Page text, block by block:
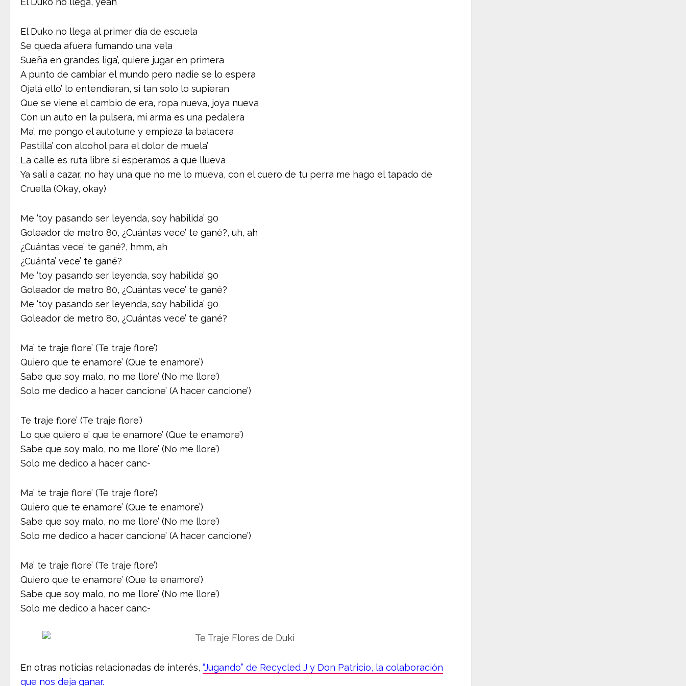
El Duko no llega al primer día de escuela
Se queda afuera fumando una vela
Sueña en grandes liga’, quiere jugar en primera
A punto de cambiar el mundo pero nadie se lo espera
Ojalá ello’ lo entendieran, si tan solo lo supieran
Que se viene el cambio de era, ropa nueva, joya nueva
Con un auto en la pulsera, mi arma es una pedalera
Ma’, me pongo el autotune y empieza la balacera
Pastilla’ con alcohol para el dolor de muela’
La calle es ruta libre si esperamos a que llueva
Ya salí a cazar, no hay una que no me lo mueva, con el cuero de tu perra me hago el tapado de
Cruella (Okay, okay)
Me ‘toy pasando ser leyenda, soy habilida’ 90
Goleador de metro 80, ¿Cuántas vece’ te gané?, uh, ah
¿Cuántas vece’ te gané?, hmm, ah
¿Cuánta’ vece’ te gané?
Me ‘toy pasando ser leyenda, soy habilida’ 90
Goleador de metro 80, ¿Cuántas vece’ te gané?
Me ‘toy pasando ser leyenda, soy habilida’ 90
Goleador de metro 80, ¿Cuántas vece’ te gané?
Ma’ te traje flore’ (Te traje flore’)
Quiero que te enamore’ (Que te enamore’)
Sabe que soy malo, no me llore’ (No me llore’)
Solo me dedico a hacer cancione’ (A hacer cancione’)
Te traje flore’ (Te traje flore’)
Lo que quiero e’ que te enamore’ (Que te enamore’)
Sabe que soy malo, no me llore’ (No me llore’)
Solo me dedico a hacer canc-
Ma’ te traje flore’ (Te traje flore’)
Quiero que te enamore’ (Que te enamore’)
Sabe que soy malo, no me llore’ (No me llore’)
Solo me dedico a hacer cancione’ (A hacer cancione’)
Ma’ te traje flore’ (Te traje flore’)
Quiero que te enamore’ (Que te enamore’)
Sabe que soy malo, no me llore’ (No me llore’)
Solo me dedico a hacer canc-
En otras noticias relacionadas de interés, “Jugando” de Recycled J y Don Patricio, la colaboración
que nos deja ganar.